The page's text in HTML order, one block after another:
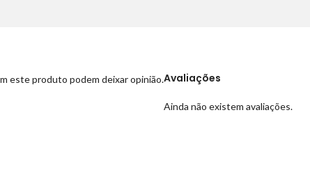
Avaliações
Ainda não existem avaliações.
este produto podem deixar opinião.